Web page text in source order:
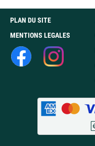
PLAN DU SITE
MENTIONS LEGALES